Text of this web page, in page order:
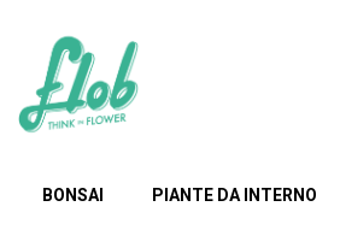
BONSAI PIANTE DA INTERNO